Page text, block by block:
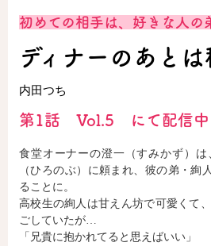
コミックガルド
初めての相手は、好きな人の
ディナーのあと
内田つち
第1話 Vol.5 にて配信中
食堂オーナーの澄一（すみかず）
（ひろのぶ）に頼まれ、彼の弟・絢
ることに。
高校生の絢人は甘えん坊で可愛くて
ごしていたが…
「兄貴に抱かれてると思えばいい」